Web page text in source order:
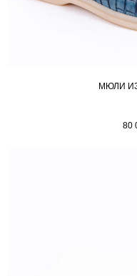
МЮЛИ
80